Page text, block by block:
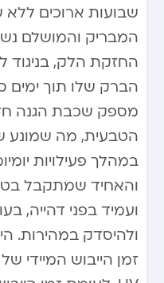
שבועות ארוכים
המבריק והמושלם
החזקת הלק, בניגוד
הברק שלו תוך ימים
מספק שכבת הגנה
הטבעית, מה שמונע
במהלך פעילויות
והאחיד שמתקבל
ועמיד בפני דהייה,
ולהיסדק במהירות.
זמן הייבוש המיידי